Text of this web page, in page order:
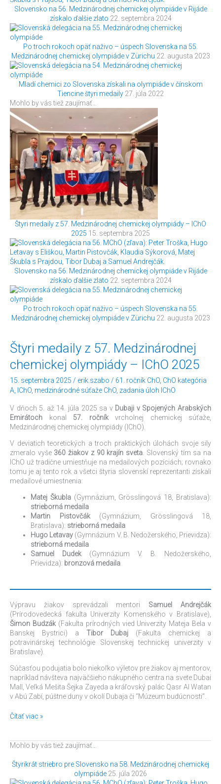
Slovensko na 56. Medzinárodnej chemickej olympiáde v Rijáde
získalo ďalšie zlato 22. septembra 2024
Po troch rokoch opäť naživo – úspech Slovenska na 55.
Medzinárodnej chemickej olympiáde v Zürichu 22. augusta 2023
Mladí chemici zo Slovenska získali na olympiáde v čínskom
Tiencine štyri medaily 27. júla 2022
Mohlo by vás tiež zaujímať…
Štyri medaily z 57. Medzinárodnej chemickej olympiády – IChO
2025 15. septembra 2025
Slovensko na 56. Medzinárodnej chemickej olympiáde v Rijáde
získalo ďalšie zlato 22. septembra 2024
Po troch rokoch opäť naživo – úspech Slovenska na 55.
Medzinárodnej chemickej olympiáde v Zürichu 22. augusta 2023
Štyri medaily z 57. Medzinárodnej
chemickej olympiády – IChO 2025
15. septembra 2025 / erik.szabo / 61. ročník ChO ChO kategória
A
IChO medzinárodné súťaže ChO zadania úloh IChO
V dňoch 5. až 14. júla 2025 sa v Dubaji v Spojených Arabských
Emirátoch konal 57. ročníkvrcholnej chemickej súťaže,
Medzinárodnej chemickej olympiády (IChO).
V deviatich teoretických a troch praktických úlohách svoje sily
zmeralo vyše 360 žiakov z 90 krajín sveta . Slovenský tím sa na
IChO už tradične umiestňuje na medailových pozíciách; rovnako
tomu je aj tento rok a všetci štyria slovenskí reprezentanti získali
medailové umiestnenia:
Matej Škubla(Gymnázium, Grösslingová 18, Bratislava):
strieborná medaila
Martin Pistovčák(Gymnázium, Grösslingová 18,
Bratislava): strieborná medaila
Hugo Letavay (Gymnázium V. B. Nedožerského, Prievidza):
strieborná medaila
Samuel Dudek (Gymnázium V. B. Nedožerského,
Prievidza): bronzová medaila
Výpravu žiakov sprevádzali mentori Samuel Andrejčák
(Prírodovedecká fakulta Univerzity Komenského v Bratislave),
Šimon Budzák(Fakulta prírodných vied Univerzity Mateja Bela v
Banskej Bystrici) a Tibor Dubaj (Fakulta chemickej a
potravinárskej technológie Slovenskej technickej univerzity v
Bratislave).
Súčasťou podujatia bolo niekoľko výletov pre žiakov aj mentorov,
napríklad návšteva najväčšieho nákupného centra na svete Dubai
Mall, Veľká Mešita Šejka Zayeda a kráľovský palác Qasr Al Watan
v Abú Zabí, púštne duny v okolí Dubaja či “Múzeum budúcnosti”.
Štyri
medaily
z
Medzinárodnej
chemickej
–
IChO
2025
Čítať viac »
Mohlo by vás tiež zaujímať…
Štyrikrát striebro pre Slovensko na 58. Medzinárodnej chemickej
olympiáde 25. júla 2026